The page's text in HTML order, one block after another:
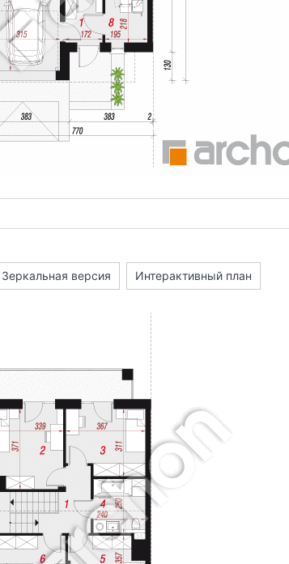
Зеркальная версия Интерактивный план